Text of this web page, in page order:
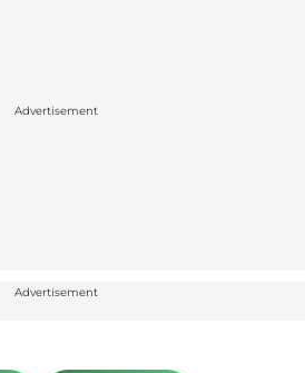
Advertisement
Advertisement